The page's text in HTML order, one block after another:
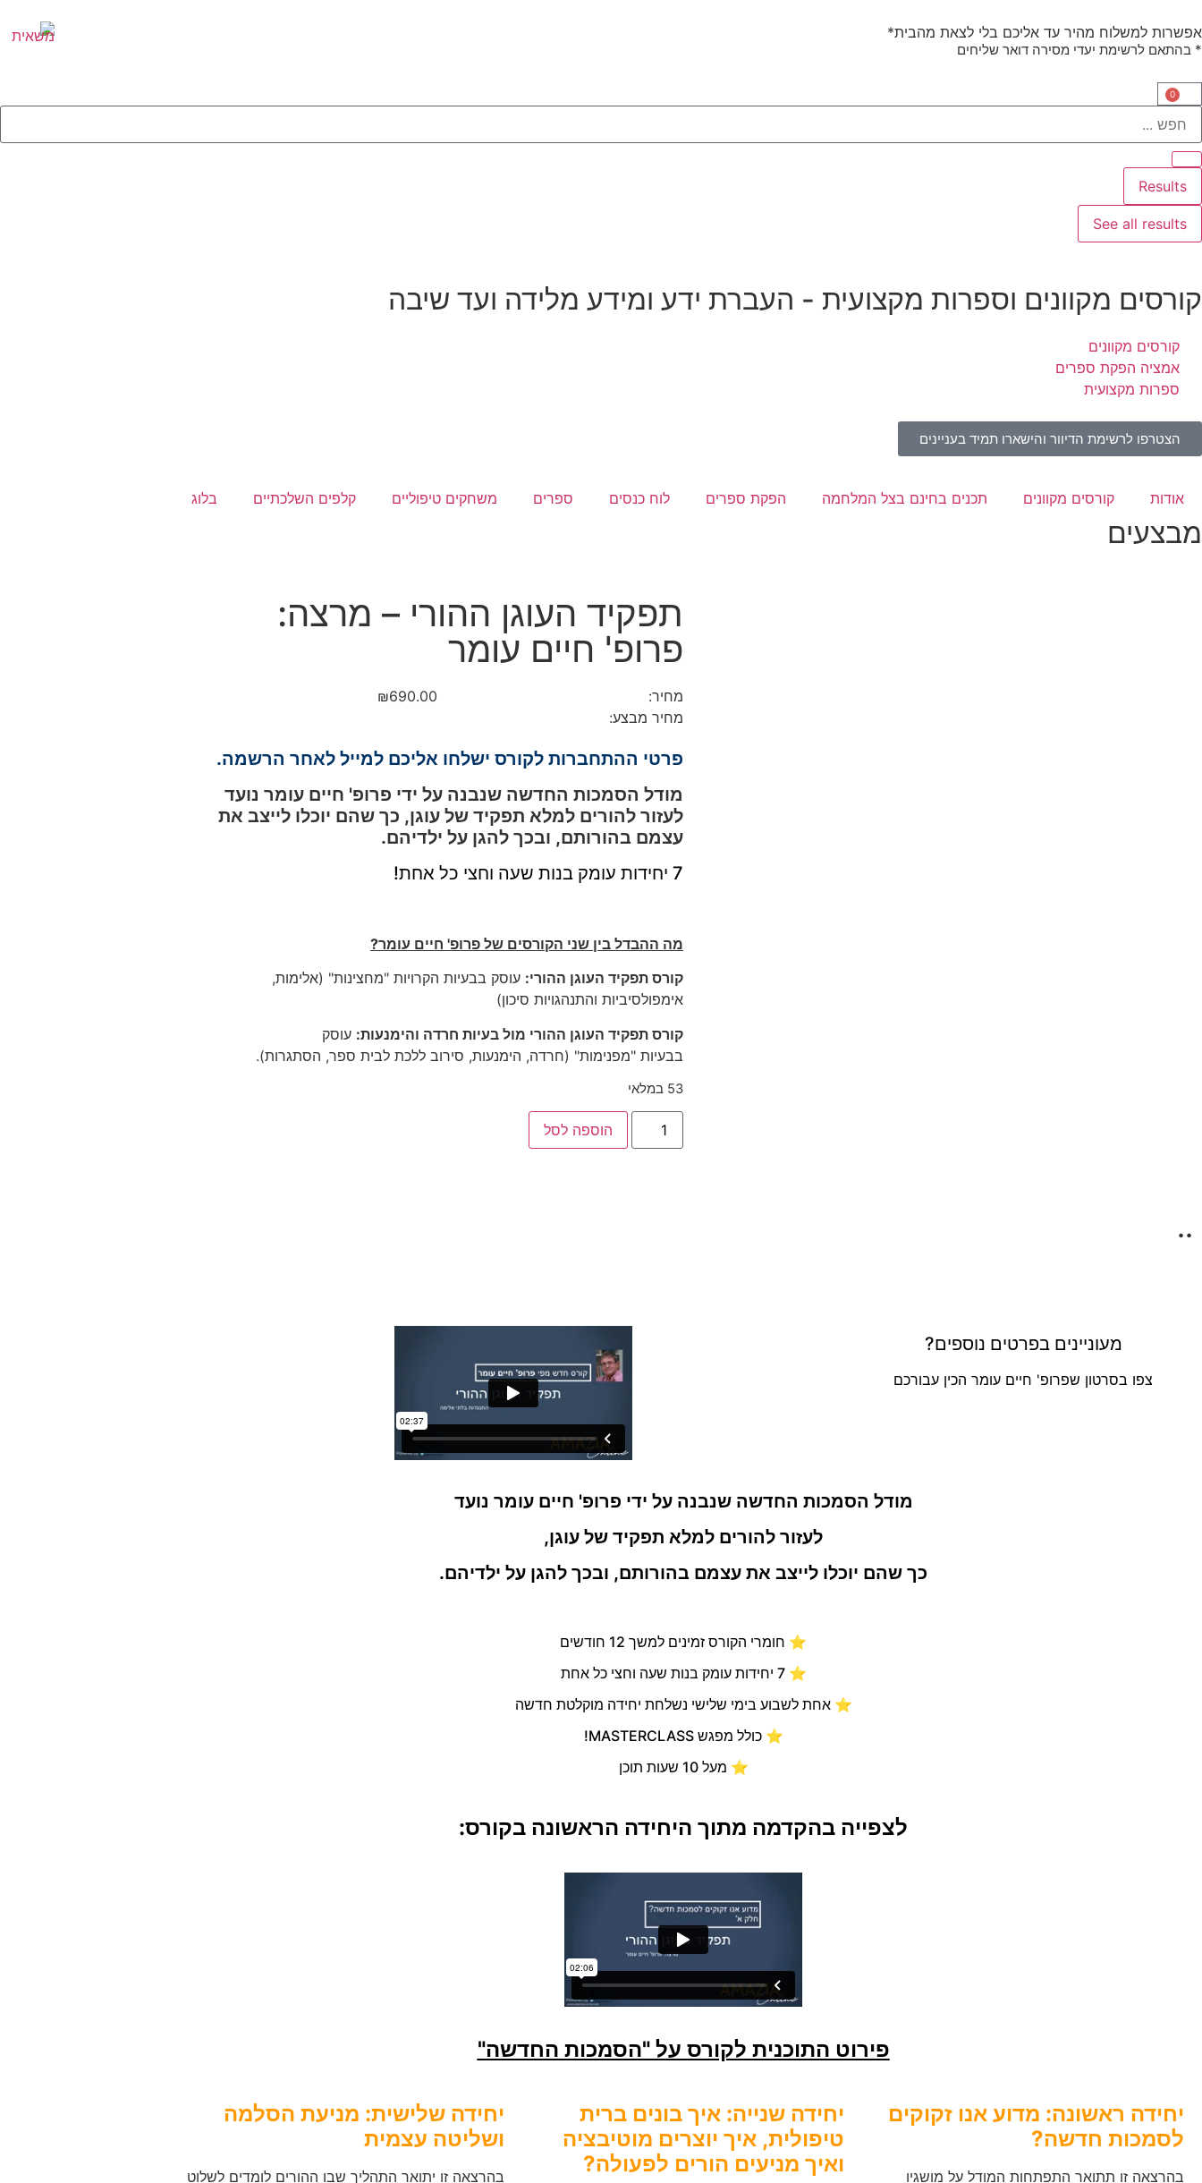
אפשרות למשלוח מהיר עד אליכם בלי לצאת מהבית*
* בהתאם לרשימת יעדי מסירה דואר שליחים
0
Results
See all results
קורסים מקוונים וספרות מקצועית - העברת ידע ומידע מלידה ועד שיבה
קורסים מקוונים
אמציה הפקת ספרים
ספרות מקצועית
הצטרפו לרשימת הדיוור והישארו תמיד בעניינים
אודות קורסים מקוונים תכנים בחינם בצל המלחמה הפקת ספרים לוח כנסים ספרים משחקים טיפוליים קלפים השלכתיים בלוג
מבצעים
תפקיד העוגן ההורי – מרצה:
פרופ' חיים עומר
מחיר:
מחיר מבצע:
₪690.00
פרטי ההתחברות לקורס ישלחו אליכם למייל לאחר הרשמה.
מודל הסמכות החדשה שנבנה על ידי פרופ' חיים עומר נועד
לעזור להורים למלא תפקיד של עוגן, כך שהם יוכלו לייצב את
עצמם בהורותם, ובכך להגן על ילדיהם.
7 יחידות עומק בנות שעה וחצי כל אחת!
מה ההבדל בין שני הקורסים של פרופ' חיים עומר?
קורס תפקיד העוגן ההורי: עוסק בבעיות הקרויות "מחצינות" (אלימות,
אימפולסיביות והתנהגויות סיכון)
קורס תפקיד העוגן ההורי מול בעיות חרדה והימנעות: עוסק
בבעיות "מפנימות" (חרדה, הימנעות, סירוב ללכת לבית ספר, הסתגרות).
53 במלאי
הוספה לסל
..
מעוניינים בפרטים נוספים?
צפו בסרטון שפרופ' חיים עומר הכין עבורכם
מודל הסמכות החדשה שנבנה על ידי פרופ' חיים עומר נועד
לעזור להורים למלא תפקיד של עוגן,
כך שהם יוכלו לייצב את עצמם בהורותם, ובכך להגן על ילדיהם.
⭐ חומרי הקורס זמינים למשך 12 חודשים
⭐7 יחידות עומק בנות שעה וחצי כל אחת
⭐ אחת לשבוע בימי שלישי נשלחת יחידה מוקלטת חדשה
⭐ כולל מפגש MASTERCLASS!
⭐ מעל 10 שעות תוכן
לצפייה בהקדמה מתוך היחידה הראשונה בקורס:
פירוט התוכנית לקורס על "הסמכות החדשה"
יחידה ראשונה: מדוע אנו זקוקים
לסמכות חדשה?
בהרצאה זו תתואר התפתחות המודל על מושגיו
יחידה שנייה: איך בונים ברית
טיפולית, איך יוצרים מוטיבציה
ואיך מניעים הורים לפעולה?
יחידה שלישית: מניעת הסלמה
ושליטה עצמית
בהרצאה זו יתואר התהליך שבו ההורים לומדים לשלוט